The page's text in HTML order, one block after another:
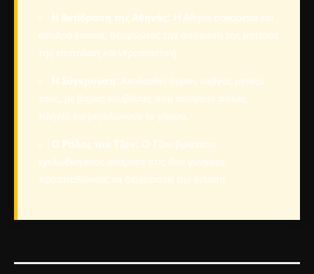
Η Αντίδραση της Αθηνάς: Η Αθηνά σοκάρεται και
αντιδρά έντονα, θεωρώντας την απόφαση της μητέρας
της επιπόλαιη και ντροπιαστική.
Η Σύγκρουση: Ακολουθεί άγριος καβγάς μεταξύ
τους, με βαριές κουβέντες που ανοίγουν παλιές
πληγές και μεγαλώνουν το χάσμα.
Ο Ρόλος του Τζον: Ο Τζον βρίσκεται
εγκλωβισμένος ανάμεσα στις δύο γυναίκες,
προσπαθώντας να διαχειριστεί την ένταση.